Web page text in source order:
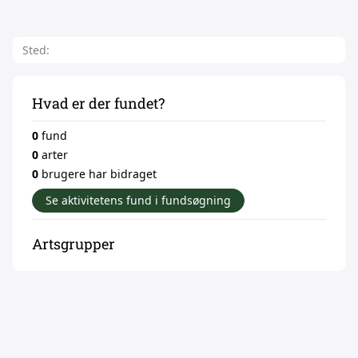
Sted:
Hvad er der fundet?
0 fund
0 arter
0 brugere har bidraget
Se aktivitetens fund i fundsøgning
Artsgrupper